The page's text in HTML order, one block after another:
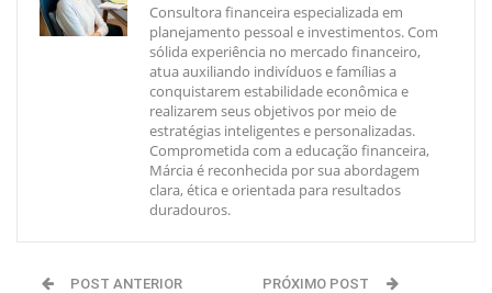
Consultora financeira especializada em
planejamento pessoal e investimentos. Com
sólida experiência no mercado financeiro,
atua auxiliando indivíduos e famílias a
conquistarem estabilidade econômica e
realizarem seus objetivos por meio de
estratégias inteligentes e personalizadas.
Comprometida com a educação financeira,
Márcia é reconhecida por sua abordagem
clara, ética e orientada para resultados
duradouros.
POST ANTERIOR PRÓXIMO POST